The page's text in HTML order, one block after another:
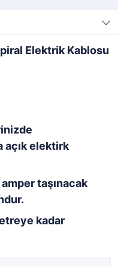
Elektrik Kablosu
açık elektirk
taşınacak
kadar